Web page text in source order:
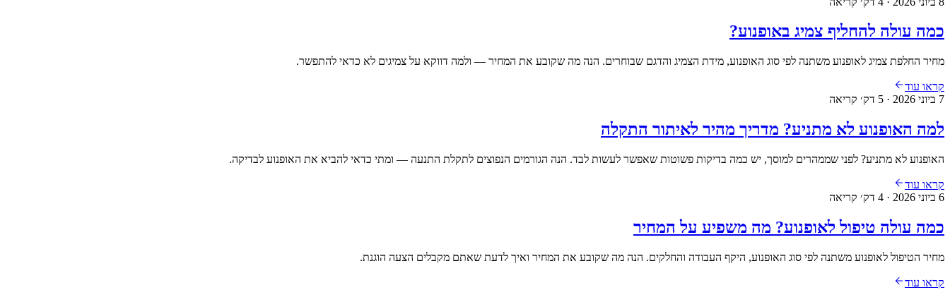
כמה עולה להחליף צמיג באופנוע?
מחיר החלפת צמיג לאופנוע משתנה לפי סוג האופנוע, מידת הצמיג והדגם שבוחרים. הנה מה שקובע את המחיר — ולמה דווקא על צמיגים לא כדאי להתפשר.
קראו עוד
7 ביוני 2026
·
5 דק׳ קריאה
למה האופנוע לא מתניע? מדריך מהיר לאיתור התקלה
האופנוע לא מתניע? לפני שממהרים למוסך, יש כמה בדיקות פשוטות שאפשר לעשות לבד. הנה הגורמים הנפוצים לתקלת התנעה — ומתי כדאי להביא את האופנוע לבדיקה.
קראו עוד
6 ביוני 2026
·
4 דק׳ קריאה
כמה עולה טיפול לאופנוע? מה משפיע על המחיר
מחיר הטיפול לאופנוע משתנה לפי סוג האופנוע, היקף העבודה והחלקים. הנה מה שקובע את המחיר ואיך לדעת שאתם מקבלים הצעה הוגנת.
קראו עוד